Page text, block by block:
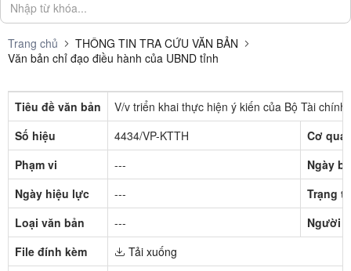
Trang chủ
THÔNG TIN TRA CỨU VĂN BẢN
Văn bản chỉ đạo điều hành của UBND tỉnh
Tiêu đề văn bản
V/v triển khai thực hiện ý kiến của Bộ Tài
Số hiệu
4434/VP-KTTH
Cơ
Phạm vi
---
Ngày
Ngày hiệu lực
---
Trạng
Loại văn bản
---
Người
File đính kèm
Tải xuống